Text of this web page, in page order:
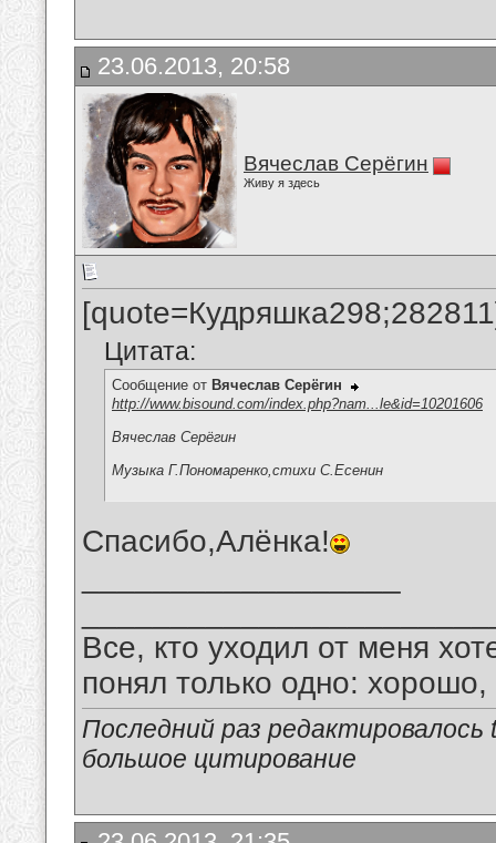
23.06.2013, 20:58
Вячеслав Серёгин
Живу я здесь
Цитата:
Сообщение от Вячеслав Серёгин
http://www.bisound.com/index.php?nam...le&id=10201606
Вячеслав Серёгин
Музыка Г.Пономаренко,стихи С.Есенин
Спасибо,Алёнка!
Все, кто уходил от меня
понял только одно:
Последний раз
большое цитирование